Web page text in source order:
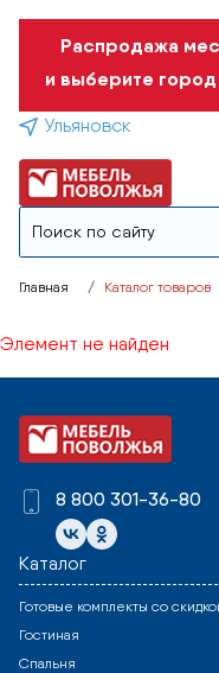
Распродажа
и выберите город
Ульяновск
Главная Каталог товаров
Элемент не найден
8 800 301-36-80
Каталог
Готовые комплекты со
Гостиная
Спальня